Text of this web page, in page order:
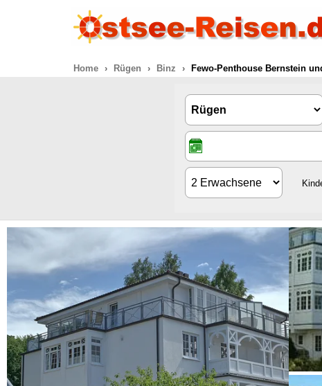
Home Rügen Binz Fewo-Penthouse Bernstein